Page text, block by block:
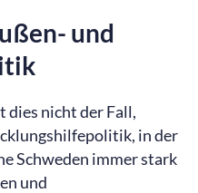
und
dies nicht der Fall,
in der
Schweden immer stark
und